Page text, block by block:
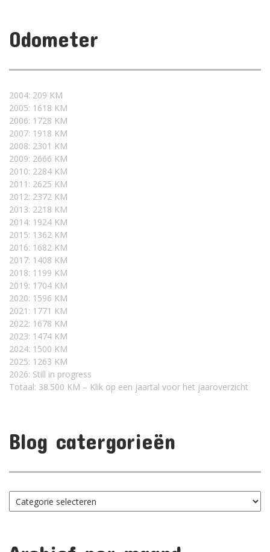
Odometer
2004: 209 KM
2005: 1618 KM
2006: 1728 KM
2007: 1918 KM
2008: 2301 KM
2009: 2666 KM
2010: 2284 KM
2011: 2625 KM
2012: 2372 KM
2013: 2218 KM
2014: 1924 KM
2015: 1362 KM
2016: 1682 KM
2017: 1408 KM
2018: 1199 KM
2019: 1704 KM
2020: 1596 KM
2021: 1771 KM
2022: 1678 KM
2023: 1474 KM
2024: 1500 KM
2025: 1263 KM
2026: Still in progress
Totaal: 38.500 KM – Klik op een jaartal voor het jaaroverzicht
Blog catergorieën
Blog
catergorieën